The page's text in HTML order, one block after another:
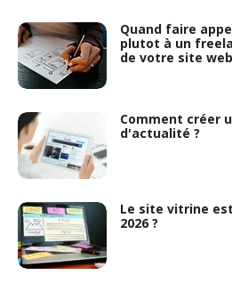
Quand faire
plutot à un
de votre site
Comment créer
d'actualité ?
Le site vitrine
2026 ?